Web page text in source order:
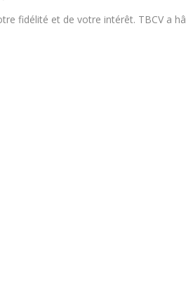
fidélité et de votre intérêt. TBCV a